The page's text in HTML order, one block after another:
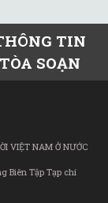
TIN
TÒA SOẠN
VIỆT NAM Ở NƯỚC
Biên Tập Tạp chí